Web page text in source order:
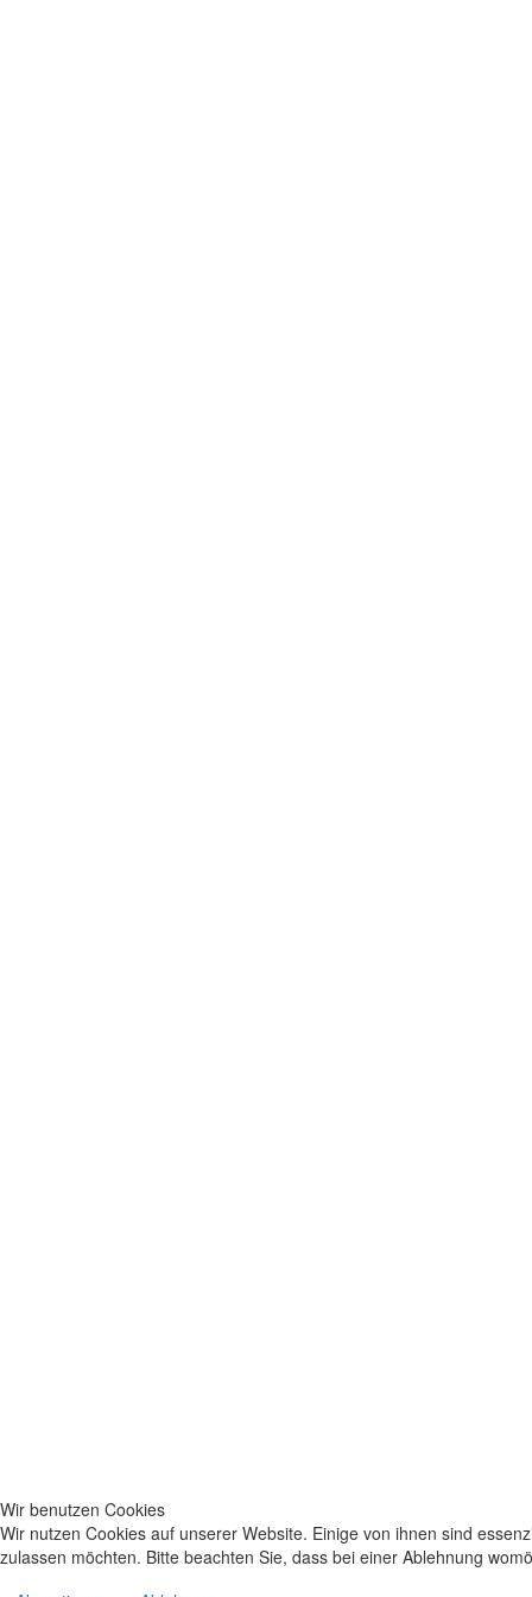
Wir benutzen Cookies
Wir nutzen Cookies auf unserer Website. Einige von ihnen sind
zulassen möchten. Bitte beachten Sie, dass bei einer Ablehnung